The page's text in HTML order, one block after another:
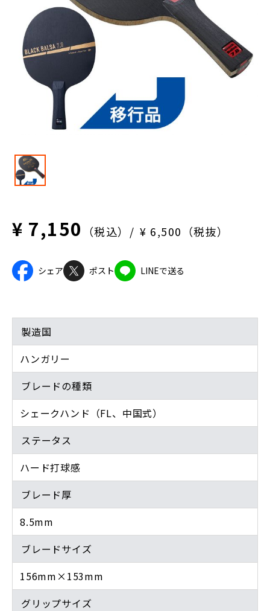
¥ 7,150 （税込） ¥ 6,500（税抜）
シェア ポスト LINEで送る
製造国
ハンガリー
ブレードの種類
シェークハンド（FL、中国式）
ステータス
ハード打球感
ブレード厚
8.5mm
ブレードサイズ
156mm×153mm
グリップサイズ